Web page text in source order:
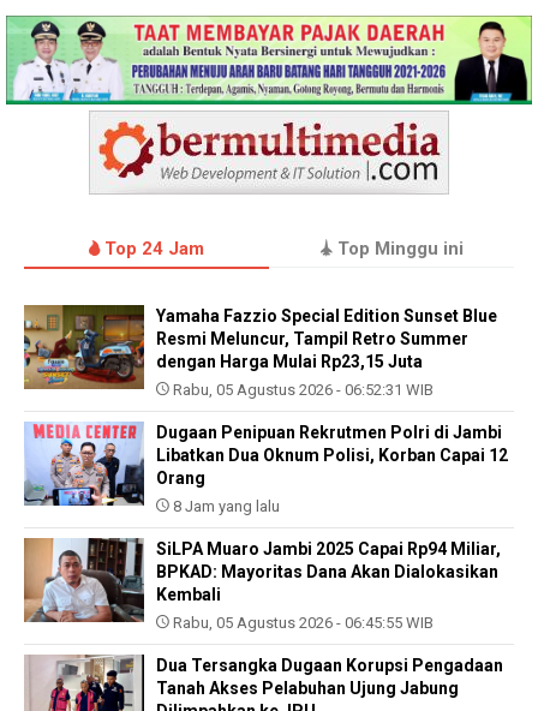
Top 24 Jam Top Minggu ini
Yamaha Fazzio Special Edition Sunset Blue
Resmi Meluncur, Tampil Retro Summer
dengan Harga Mulai Rp23,15 Juta
Rabu, 05 Agustus 2026 - 06:52:31 WIB
Dugaan Penipuan Rekrutmen Polri di Jambi
Libatkan Dua Oknum Polisi, Korban Capai 12
Orang
8 Jam yang lalu
SiLPA Muaro Jambi 2025 Capai Rp94 Miliar,
BPKAD: Mayoritas Dana Akan Dialokasikan
Kembali
Rabu, 05 Agustus 2026 - 06:45:55 WIB
Dua Tersangka Dugaan Korupsi Pengadaan
Tanah Akses Pelabuhan Ujung Jabung